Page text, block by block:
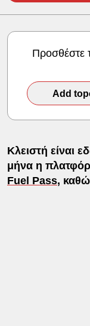
Προσθέστε
Add
Κλειστή είναι
μήνα η
Fuel Pass,